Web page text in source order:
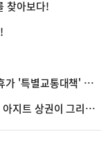
찾아보다!
별교통대책' 가동
상권이 그리는 미래